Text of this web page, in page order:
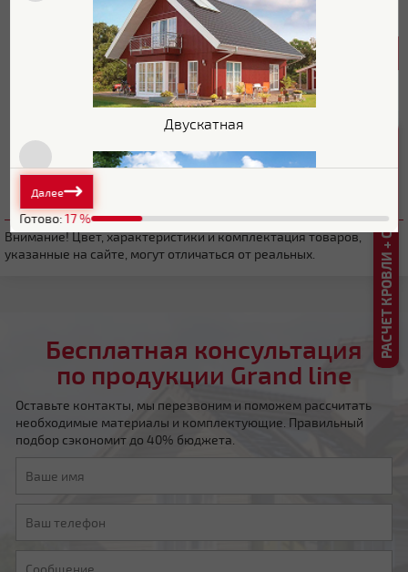
Толщина 0.55 мм
Ширина общая 542 мм
510 мм
Минимальная длина 1 м
Внимание! Цвет, характеристики и комплектация товаров,
указанные на сайте, могут отличаться от реальных.
Бесплатная консультация
по продукции Grand line
Оставьте контакты, мы перезвоним и поможем рассчитать
необходимые материалы и комплектующие. Правильный
подбор сэкономит до 40% бюджета.
РАСЧЕТ КРОВЛИ + СКИДКА ДО 20%
Двускатная
Готово:17%
Далее